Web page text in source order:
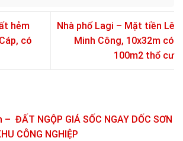
ĐẤT NGỘP GIÁ SỐC NGAY DỐC SƠN
CÔNG NGHIỆP
TRIỆU/M
NGANG
hẻm
có
Nhà phố Lagi – Mặt tiền Lê
Minh Công, 10x32m có
100m2 thổ cư